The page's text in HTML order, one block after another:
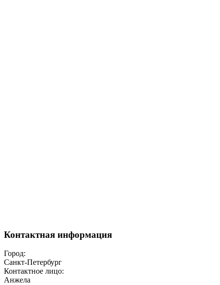
Контактная информация
Город:
Санкт-Петербург
Контактное лицо:
Анжела